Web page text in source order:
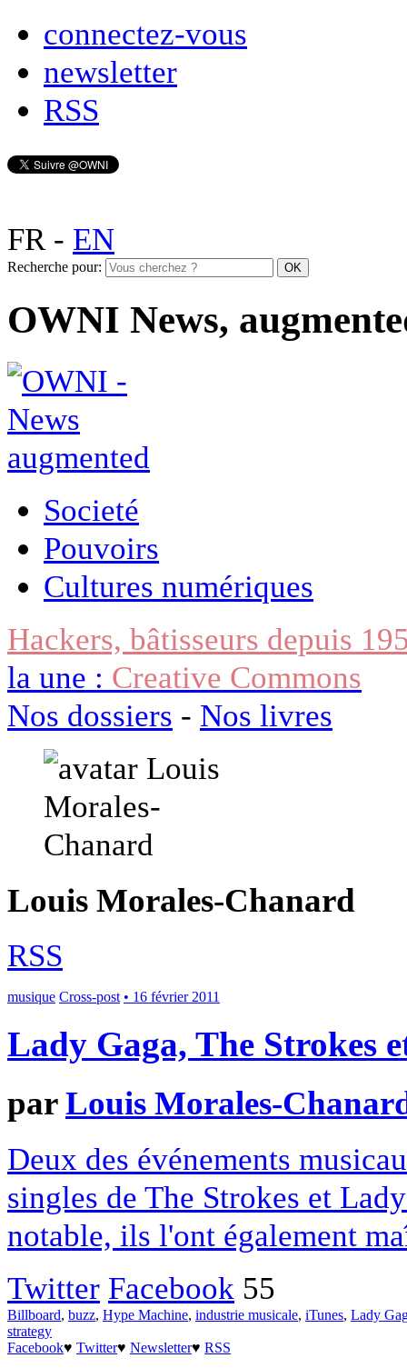
connectez-vous
newsletter
RSS
FR- EN
Recherche pour:
OWNI News,
Societé
Pouvoirs
Cultures numériques
Hackers, bâtisseurs depuis
la une : Creative Commons
Nos dossiers - Nos livres
Louis Morales-Chanard
RSS
musique Cross-post • 16 février 2011
Lady Gaga, The Strokes
parLouis Morales-
Deux des événements
singles de The Strokes et
notable, ils l'ont également
Twitter Facebook 55
Billboard, buzz, Hype Machine, industrie musicale, iTunes, Lady
strategy
Facebook♥ Twitter♥ Newsletter♥ RSS